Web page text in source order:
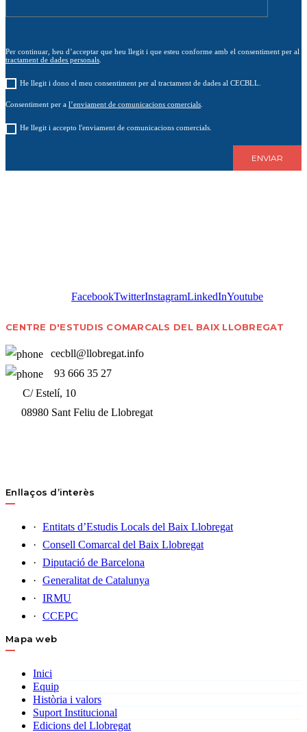
Per continuar, heu d’acceptar que heu llegit i que esteu conforme amb el consentiment per al
tractament de dades personals
He llegit i dono el meu consentiment per al tractament de dades al CECBLL.
Consentiment per a l’enviament de comunicacions comercials
He llegit i accepto l'enviament de comunicacions comercials.
FacebookTwitterInstagramLinkedInYoutube
CENTRE D'ESTUDIS COMARCALS DEL BAIX LLOBREGAT
cecbll@llobregat.info
93 666 35 27
C/ Estelí, 10
08980 Sant Feliu de Llobregat
Enllaços d’interès
Entitats d’Estudis Locals del Baix Llobregat
Consell Comarcal del Baix Llobregat
Diputació de Barcelona
Generalitat de Catalunya
IRMU
CCEPC
Mapa web
Inici
Equip
Història i valors
Suport Institucional
Edicions del Llobregat